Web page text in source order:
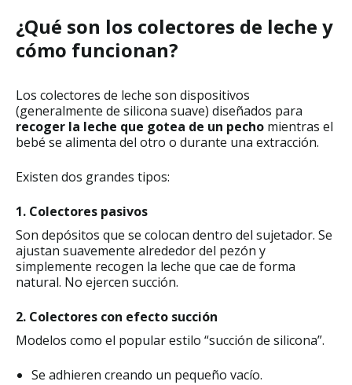
¿Qué son los colectores de leche y
cómo funcionan?
Los colectores de leche son dispositivos
(generalmente de silicona suave) diseñados para
recoger la leche que gotea de un pecho mientras el
bebé se alimenta del otro o durante una extracción.
Existen dos grandes tipos:
1. Colectores pasivos
Son depósitos que se colocan dentro del sujetador. Se
ajustan suavemente alrededor del pezón y
simplemente recogen la leche que cae de forma
natural. No ejercen succión.
2. Colectores con efecto succión
Modelos como el popular estilo “succión de silicona”.
Se adhieren creando un pequeño vacío.